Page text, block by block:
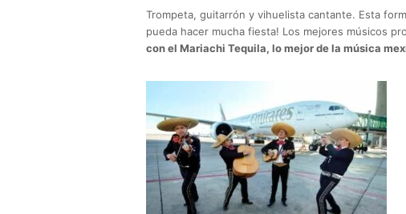
Trompeta, guitarrón y vihuelista cantante. Esta
pueda hacer mucha fiesta! Los mejores músicos
con el Mariachi Tequila, lo mejor de la música